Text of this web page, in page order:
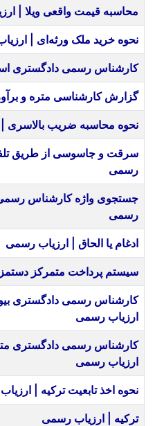
محاسبه قیمت واقعی ویلا |
نحوه خرید ملک ورثه‌ای |
کارشناس رسمی دادگستری
گزارش کارشناسی متره و
نحوه محاسبه ضریب بالاسری
سرقت و جاسوسی از طریق
رسمی
جستجوی واژه کارشناس
رسمی
ادغام یا الحاق | ارزیاب رسمی
سیستم پرداخت متمرکز
کارشناس رسمی دادگستری
ارزیاب رسمی
کارشناس رسمی دادگستری
ارزیاب رسمی
نحوه اخذ تابعیت ترکیه |
ترکیه | ارزیاب رسمی